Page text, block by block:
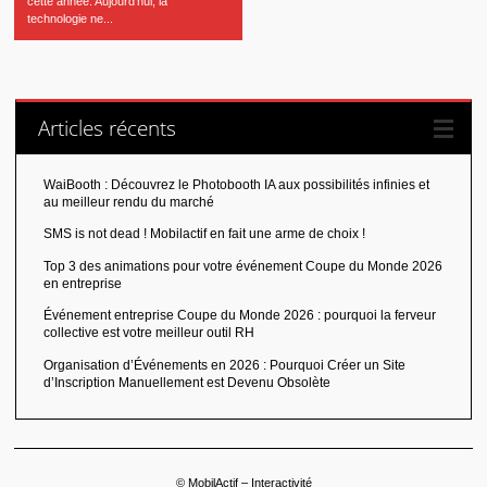
technologie ne...
Articles récents
WaiBooth : Découvrez le Photobooth IA aux possibilités infinies et
au meilleur rendu du marché
SMS is not dead ! Mobilactif en fait une arme de choix !
Top 3 des animations pour votre événement Coupe du Monde 2026
en entreprise
Événement entreprise Coupe du Monde 2026 : pourquoi la ferveur
collective est votre meilleur outil RH
Organisation d’Événements en 2026 : Pourquoi Créer un Site
d’Inscription Manuellement est Devenu Obsolète
© MobilActif – Interactivité